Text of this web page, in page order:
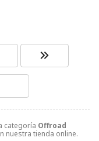
categoría Offroad
nuestra tienda online.